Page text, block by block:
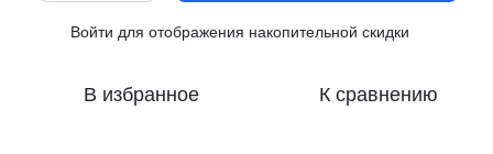
Войти для отображения накопительной скидки
В избранное К сравнению